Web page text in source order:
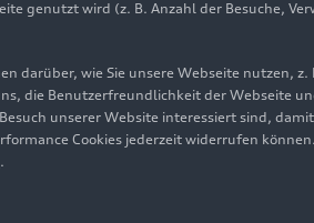
Cookie-Einstellungen
genutzt wird (z. B. Anzahl der Besuche,
wie Sie unsere Webseite nutzen, z.
die Benutzerfreundlichkeit der Webseite
unserer Website interessiert sind,
Cookies jederzeit widerrufen
.